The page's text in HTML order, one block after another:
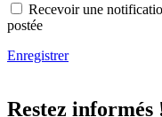
Recevoir une
postée
Enregistrer
Restez informés